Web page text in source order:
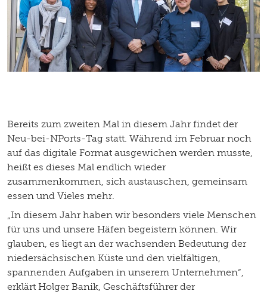
Bereits zum zweiten Mal in diesem Jahr findet der
Neu-bei-NPorts-Tag statt. Während im Februar noch
auf das digitale Format ausgewichen werden musste,
heißt es dieses Mal endlich wieder
zusammenkommen, sich austauschen, gemeinsam
essen und Vieles mehr.
„In diesem Jahr haben wir besonders viele Menschen
für uns und unsere Häfen begeistern können. Wir
glauben, es liegt an der wachsenden Bedeutung der
niedersächsischen Küste und den vielfältigen,
spannenden Aufgaben in unserem Unternehmen“,
erklärt Holger Banik, Geschäftsführer der